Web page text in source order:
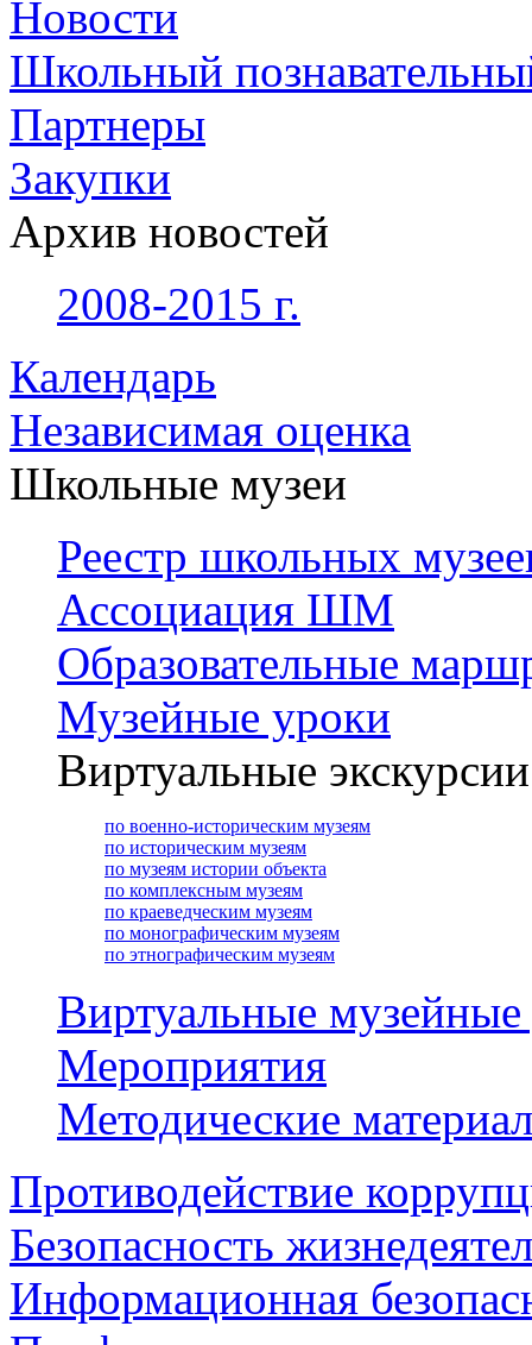
Новости
Школьный
Партнеры
Закупки
Архив новостей
2008-2015 г.
Календарь
Независимая оценка
Школьные музеи
Реестр школьных
Ассоциация ШМ
Образовательные
Музейные уроки
Виртуальные экскурсии
по военно-историческим музеям
по историческим музеям
по музеям истории объекта
по комплексным музеям
по краеведческим музеям
по монографическим музеям
по этнографическим музеям
Виртуальные
Мероприятия
Методические
Противодействие
Безопасность
Информационная